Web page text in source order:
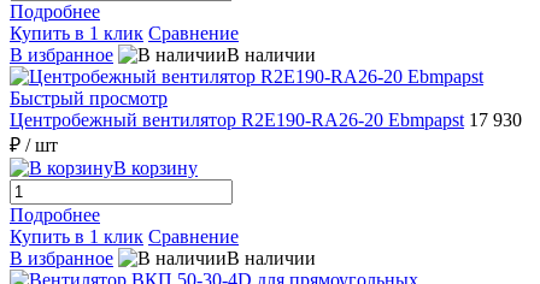
Подробнее
Купить в 1 клик Сравнение
В избранное
В наличии
Быстрый просмотр
Центробежный вентилятор R2E190-RA26-20 Ebmpapst 17 930
₽ / шт
В корзину
Подробнее
Купить в 1 клик Сравнение
В избранное
В наличии